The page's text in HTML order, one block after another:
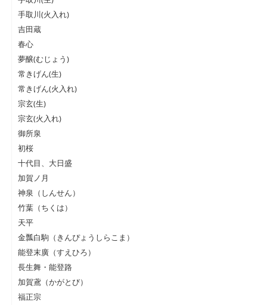
手取川(火入れ)
吉田蔵
春心
夢醸(むじょう)
常きげん(生)
常きげん(火入れ)
宗玄(生)
宗玄(火入れ)
御所泉
初桜
十代目、大日盛
加賀ノ月
神泉（しんせん）
竹葉（ちくは）
天平
金瓢白駒（きんぴょうしらこま）
能登末廣（すえひろ）
長生舞・能登路
加賀鳶（かがとび）
福正宗